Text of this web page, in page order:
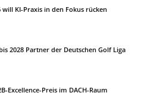
KI-Praxis in den Fokus rücken
2028 Partner der Deutschen Golf Liga
Excellence-Preis im DACH-Raum